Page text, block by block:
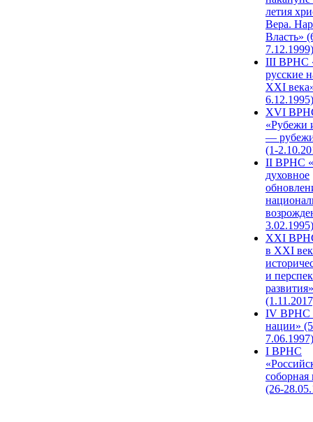
летия
Вера.
Власть»
7.12.1999)
III ВРНС
русские
XXI
6.12.1995)
XVI
«Рубежи
—
(1-
II ВРНС
духовное
3.02.1995)
XХI
в XXI
и
развития»
IV ВРНС
нации»
7.06.1997)
I ВРНС
(26-